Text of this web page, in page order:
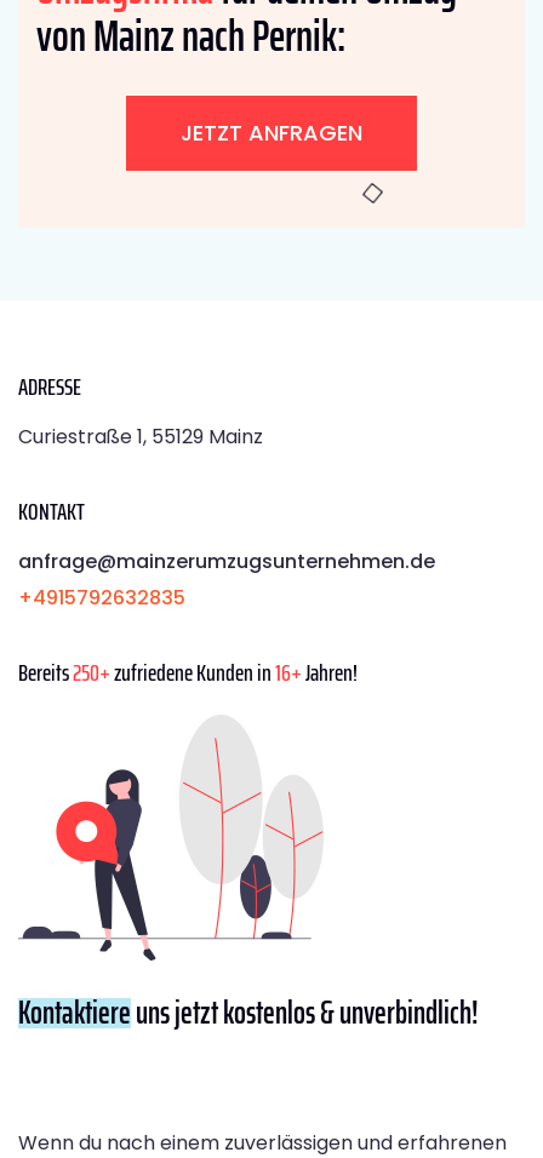
von Mainz nach Pernik:
JETZT ANFRAGEN
ADRESSE
Curiestraße 1, 55129 Mainz
KONTAKT
anfrage@mainzerumzugsunternehmen.de
+4915792632835
Bereits250+zufriedene Kunden in16+Jahren!
Kontaktiereuns jetzt kostenlos & unverbindlich!
Wenn du nach einem zuverlässigen und erfahrenen